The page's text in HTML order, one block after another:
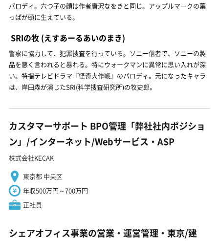
パロディ。六つ子の顔は作者唐沢なをきと同じ。アップルマークの葉
っぱが頭に生えている。
SRIの牧 (えすあーるあいのまき)
警察に協力して、犯罪捜査を行っている。ソニー信者で、ソニーの製
品を悪く言われると暴れる。特にウォークマンに異常に思い入れが深
い。特撮テレビドラマ『怪奇大作戦』のパロディ。元になったキャラ
は、岸田森が演じたSRI(科学捜査研究所)の牧史郎。
カスタマーサポート BPO管理「弊社社内ポジショ
ン」/インターネット/Webサービス・ASP
株式会社KECAK
東京都 中央区
年収500万円～700万円
正社員
シェアオフィス事業の営業・運営管理・東京/建